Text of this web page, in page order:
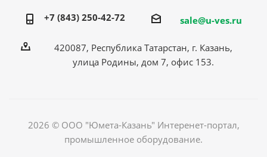
+7 (843) 250-42-72 sale@u-ves.ru
420087, Республика Татарстан, г. Казань,
улица Родины, дом 7, офис 153.
2026 © ООО "Юмета-Казань" Интеренет-портал,
промышленное оборудование.